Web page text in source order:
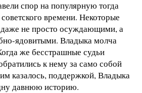
спор на популярную тогда
времени. Некоторые
не просто осуждающими, а
ядовитыми. Владыка молча
же бесстрашные судьи
к нему за само собой
казалось, поддержкой, Владыка
давнюю историю.